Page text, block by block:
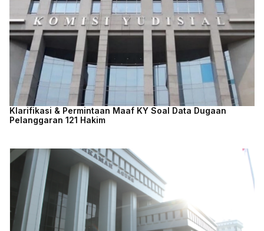
Klarifikasi & Permintaan Maaf KY Soal Data Dugaan
Pelanggaran 121 Hakim